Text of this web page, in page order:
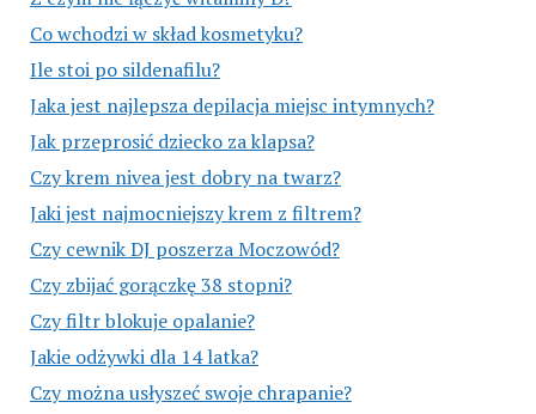
Co wchodzi w skład kosmetyku?
Ile stoi po sildenafilu?
Jaka jest najlepsza depilacja miejsc intymnych?
Jak przeprosić dziecko za klapsa?
Czy krem nivea jest dobry na twarz?
Jaki jest najmocniejszy krem z filtrem?
Czy cewnik DJ poszerza Moczowód?
Czy zbijać gorączkę 38 stopni?
Czy filtr blokuje opalanie?
Jakie odżywki dla 14 latka?
Czy można usłyszeć swoje chrapanie?